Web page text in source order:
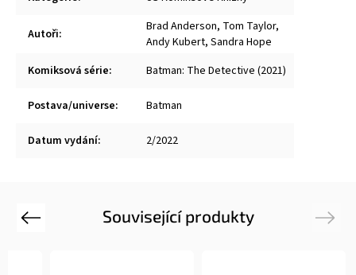
Autoři: Brad Anderson, Tom Taylor,
Andy Kubert, Sandra Hope
Komiksová série: Batman: The Detective (2021)
Postava/universe: Batman
Datum vydání: 2/2022
Související produkty
Previous Next